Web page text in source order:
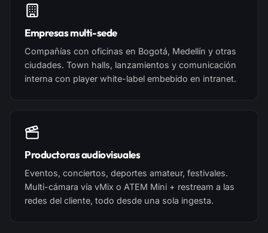
Empresas multi-sede
Compañías con oficinas en Bogotá, Medellín y otras
ciudades. Town halls, lanzamientos y comunicación
interna con player white-label embebido en intranet.
Productoras audiovisuales
Eventos, conciertos, deportes amateur, festivales.
Multi-cámara vía vMix o ATEM Mini + restream a las
redes del cliente, todo desde una sola ingesta.